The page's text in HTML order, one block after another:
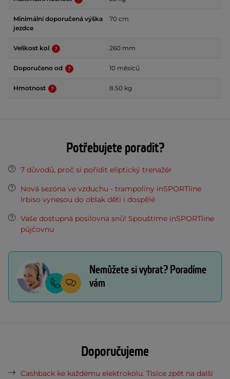
Minimální doporučená výška
jezdce
70 cm
Velikost kol 260 mm
Doporučeno od 10 měsíců
Hmotnost 8.50 kg
Potřebujete poradit?
7 důvodů, proč si pořídit eliptický trenažér
Nová sezóna ve vzduchu - trampolíny inSPORTline
Irbiso vynesou do oblak děti i dospělé
Vaše dostupná posilovna snů! Spouštíme inSPORTline
půjčovnu
Nemůžete si vybrat? Poradíme
vám
Doporučujeme
Cashback ke každému elektrokolu. Tisíce zpět na další